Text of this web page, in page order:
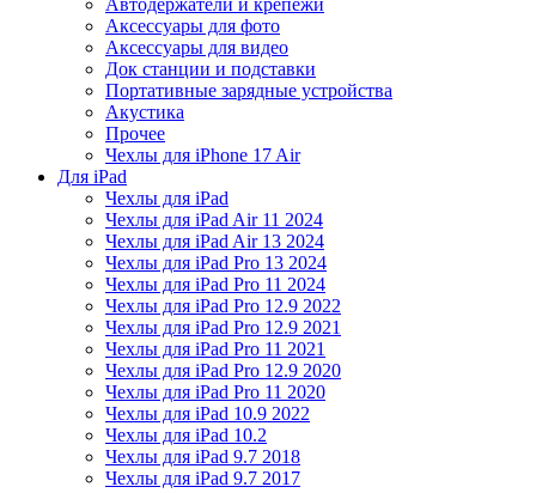
Автодержатели и крепежи
Аксессуары для фото
Аксессуары для видео
Док станции и подставки
Портативные зарядные устройства
Акустика
Прочее
Чехлы для iPhone 17 Air
Для iPad
Чехлы для iPad
Чехлы для iPad Air 11 2024
Чехлы для iPad Air 13 2024
Чехлы для iPad Pro 13 2024
Чехлы для iPad Pro 11 2024
Чехлы для iPad Pro 12.9 2022
Чехлы для iPad Pro 12.9 2021
Чехлы для iPad Pro 11 2021
Чехлы для iPad Pro 12.9 2020
Чехлы для iPad Pro 11 2020
Чехлы для iPad 10.9 2022
Чехлы для iPad 10.2
Чехлы для iPad 9.7 2018
Чехлы для iPad 9.7 2017